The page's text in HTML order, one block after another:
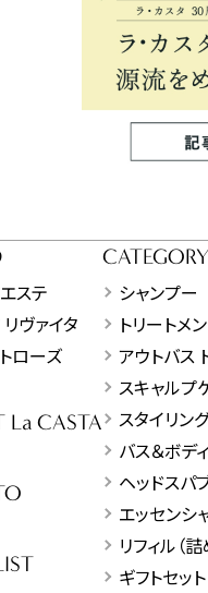
ステ
ヴァイタ
ローズ
La CASTA
CATEGORY
シャンプー
トリートメ
アウトバス
スキャルプ
スタイリン
バス＆ボデ
ヘッドスパ
エッセンシ
リフィル（
ギフトセット